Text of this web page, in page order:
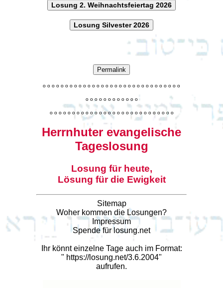
Losung 2. Weihnachtsfeiertag 2026
Losung Silvester 2026
Permalink
o o o o o o o o o o o o o o o o o o o o o o o o o o o o o o o
o o o o o o o o o o o o
o o o o o o o o o o o o o o o o o o o o o o o o o o o o
Herrnhuter evangelische
Tageslosung
Losung für heute,
Lösung für die Ewigkeit
Sitemap
Woher kommen die Losungen?
Impressum
Spende für losung.net
Ihr könnt einzelne Tage auch im Format:
" https://losung.net/3.6.2004"
aufrufen.